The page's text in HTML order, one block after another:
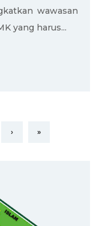
wawasan
yang harus...
› »